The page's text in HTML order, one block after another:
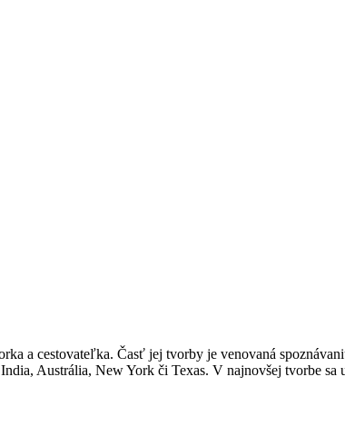
a cestovateľka. Časť jej tvorby je venovaná
Austrália, New York či Texas. V najnovšej tvorbe